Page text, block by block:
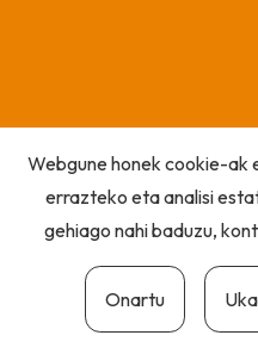
Webgune honek cookie-ak
errazteko eta analisi
gehiago nahi baduzu,
Onartu